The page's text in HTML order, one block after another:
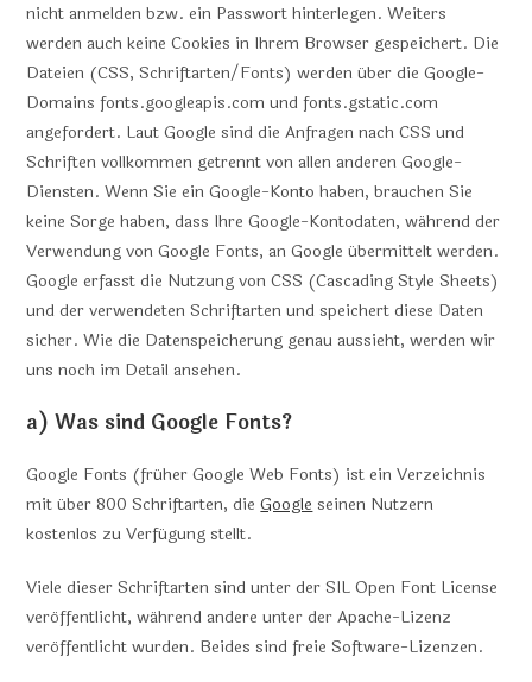
nicht anmelden bzw. ein Passwort hinterlegen. Weiters
werden auch keine Cookies in Ihrem Browser gespeichert. Die
Dateien (CSS, Schriftarten/Fonts) werden über die Google-
Domains fonts.googleapis.com und fonts.gstatic.com
angefordert. Laut Google sind die Anfragen nach CSS und
Schriften vollkommen getrennt von allen anderen Google-
Diensten. Wenn Sie ein Google-Konto haben, brauchen Sie
keine Sorge haben, dass Ihre Google-Kontodaten, während der
Verwendung von Google Fonts, an Google übermittelt werden.
Google erfasst die Nutzung von CSS (Cascading Style Sheets)
und der verwendeten Schriftarten und speichert diese Daten
sicher. Wie die Datenspeicherung genau aussieht, werden wir
uns noch im Detail ansehen.
a) Was sind Google Fonts?
Google Fonts (früher Google Web Fonts) ist ein Verzeichnis
mit über 800 Schriftarten, dieGoogle seinen Nutzern
kostenlos zu Verfügung stellt.
Viele dieser Schriftarten sind unter der SIL Open Font License
veröffentlicht, während andere unter der Apache-Lizenz
veröffentlicht wurden. Beides sind freie Software-Lizenzen.